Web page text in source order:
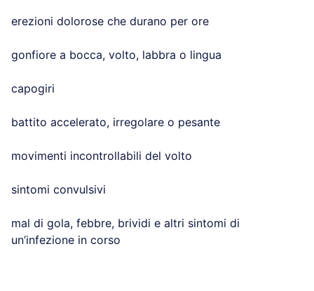
erezioni dolorose che durano per ore
gonfiore a bocca, volto, labbra o lingua
capogiri
battito accelerato, irregolare o pesante
movimenti incontrollabili del volto
sintomi convulsivi
mal di gola, febbre, brividi e altri sintomi di
un’infezione in corso